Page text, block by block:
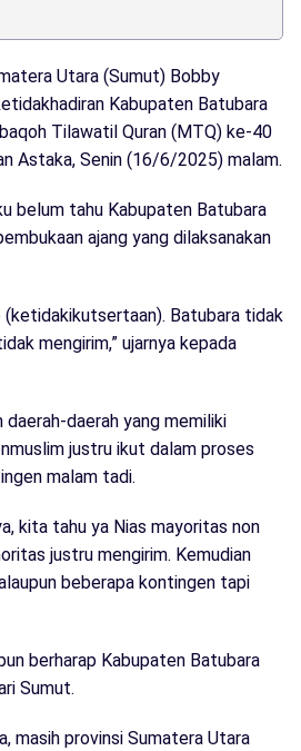
Utara (Sumut) Bobby
Kabupaten Batubara
Tilawatil Quran (MTQ) ke-40
Astaka, Senin (16/6/2025) malam.
belum tahu Kabupaten Batubara
ajang yang dilaksanakan
(ketidakikutsertaan). Batubara tidak
mengirim,” ujarnya kepada
daerah yang memiliki
justru ikut dalam proses
malam tadi.
kita tahu ya Nias mayoritas non
justru mengirim. Kemudian
beberapa kontingen tapi
berharap Kabupaten Batubara
Sumut.
masih provinsi Sumatera Utara